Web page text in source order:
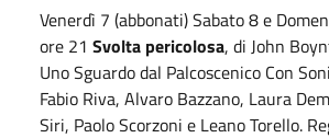
Venerdì 7 (abbonati) Sabato 8 e
ore 21 Svolta pericolosa, di John
Uno Sguardo dal Palcoscenico Con
Fabio Riva, Alvaro Bazzano, Laura
Siri, Paolo Scorzoni e Leano Torello.